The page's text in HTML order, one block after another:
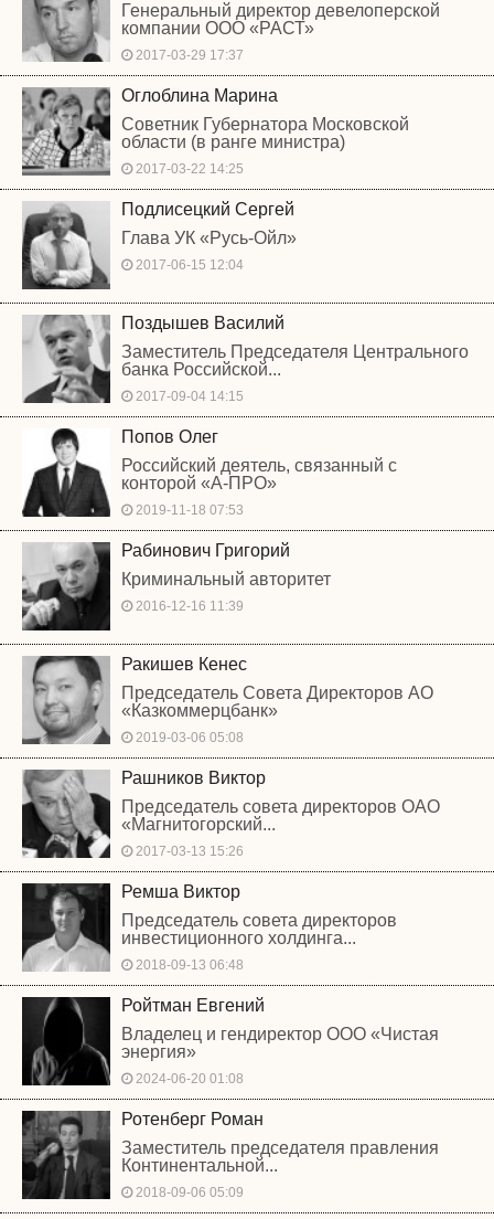
Генеральный директор девелоперской
компании ООО «РАСТ»
2017-03-29 17:37
Оглоблина Марина
Советник Губернатора Московской
области (в ранге министра)
2017-03-22 14:25
Подлисецкий Сергей
Глава УК «Русь-Ойл»
2017-06-15 12:04
Поздышев Василий
Заместитель Председателя Центрального
банка Российской...
2017-09-04 14:15
Попов Олег
Российский деятель, связанный с
конторой «А-ПРО»
2019-11-18 07:53
Рабинович Григорий
Криминальный авторитет
2016-12-16 11:39
Ракишев Кенес
Председатель Совета Директоров АО
«Казкоммерцбанк»
2019-03-06 05:08
Рашников Виктор
Председатель совета директоров ОАО
«Магнитогорский...
2017-03-13 15:26
Ремша Виктор
Председатель совета директоров
инвестиционного холдинга...
2018-09-13 06:48
Ройтман Евгений
Владелец и гендиректор ООО «Чистая
энергия»
2024-06-20 01:08
Ротенберг Роман
Заместитель председателя правления
Континентальной...
2018-09-06 05:09